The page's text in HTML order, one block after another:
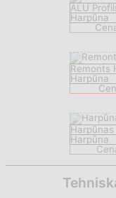
ALU
Harpūna
Remonts
Harpūna
Harpūna